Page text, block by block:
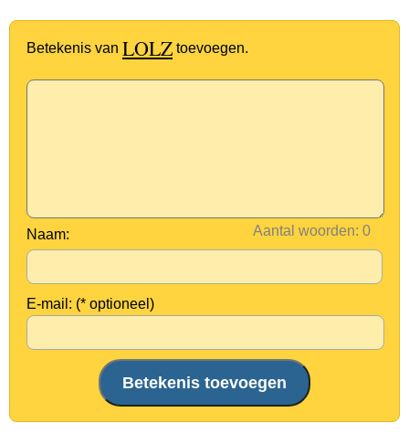
Betekenis van LOLZ toevoegen.
Aantal woorden:
Naam:
E-mail: (* optioneel)